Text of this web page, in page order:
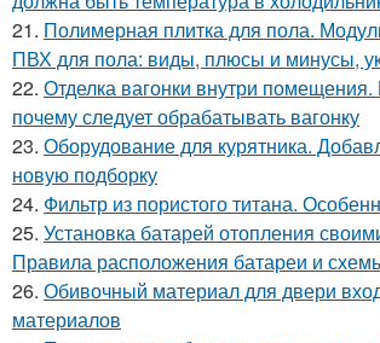
21. Полимерная плитка для пола.
ПВХ для пола: виды, плюсы и минусы,
22. Отделка вагонки внутри
почему следует обрабатывать вагонку
23. Оборудование для курятника.
новую подборку
24. Фильтр из пористого титана.
25. Установка батарей отопления
Правила расположения батареи и
26. Обивочный материал для двери
материалов